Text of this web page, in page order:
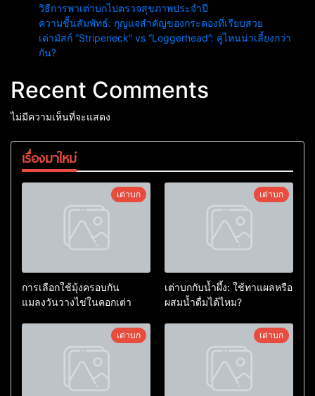
วิธีการพาเต่าบกไปตรวจสุขภาพประจำปี
ความชื้นสัมพัทธ์: กุญแจสำคัญของกระดองที่เรียบสวย
เต่ามัสก์ “Stripeneck” vs “Loggerhead”: คู่ไหนน่าเลี้ยงกว่า
กัน?
Recent Comments
ไม่มีความเห็นที่จะแสดง
เรื่องมาใหม่
เต่าบก
การเลือกใช้มุ้งครอบกัน
แมลงวันวางไข่ในคอกเต่า
เต่าบก
เต่าบกกับน้ำผึ้ง: ใช้ทาแผลหรือ
ผสมน้ำดื่มได้ไหม?
เต่าบก เต่าบก